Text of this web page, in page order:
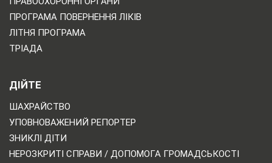
ПРОГРАМА ПОВЕРНЕННЯ ЛІКІВ
ЛІТНЯ ПРОГРАМА
ТРІАДА
ДІЙТЕ
ШАХРАЙСТВО
УПОВНОВАЖЕНИЙ РЕПОРТЕР
ЗНИКЛІ ДІТИ
НЕРОЗКРИТІ СПРАВИ / ДОПОМОГА ГРОМАДСЬКОСТІ